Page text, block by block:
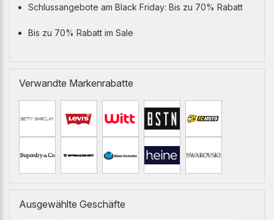
Schlussangebote am Black Friday: Bis zu 70% Rabatt
Bis zu 70% Rabatt im Sale
Verwandte Markenrabatte
Ausgewählte Geschäfte